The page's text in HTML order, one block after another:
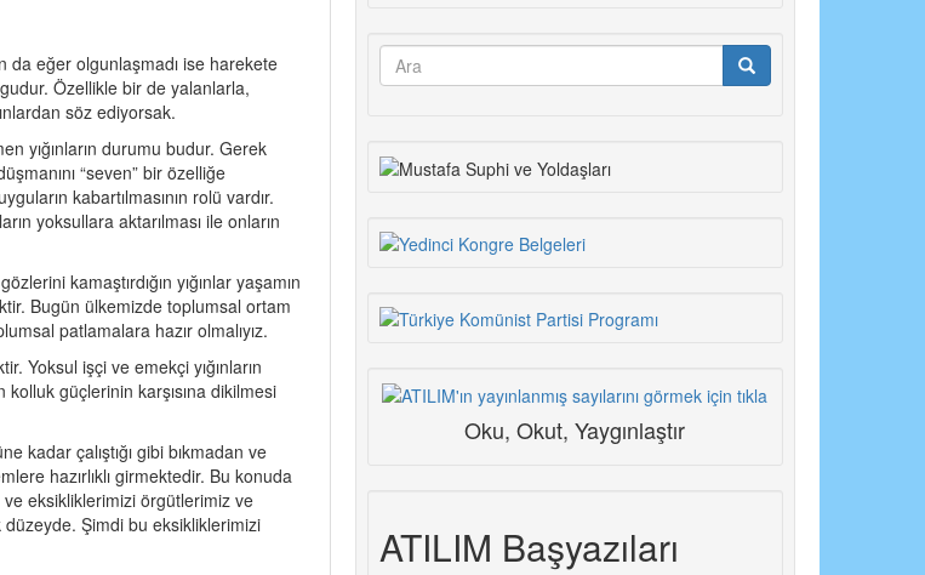
da eğer olgunlaşmadı ise harekete
Özellikle bir de yalanlarla,
söz ediyorsak.
yığınların durumu budur. Gerek
“seven” bir özelliğe
kabartılmasının rolü vardır.
yoksullara aktarılması ile onların
kamaştırdığın yığınlar yaşamın
Bugün ülkemizde toplumsal ortam
patlamalara hazır olmalıyız.
Yoksul işçi ve emekçi yığınların
güçlerinin karşısına dikilmesi
kadar çalıştığı gibi bıkmadan ve
hazırlıklı girmektedir. Bu konuda
eksikliklerimizi örgütlerimiz ve
Şimdi bu eksikliklerimizi
Arama
Oku, Okut, Yaygınlaştır
ATILIM Başyazıları